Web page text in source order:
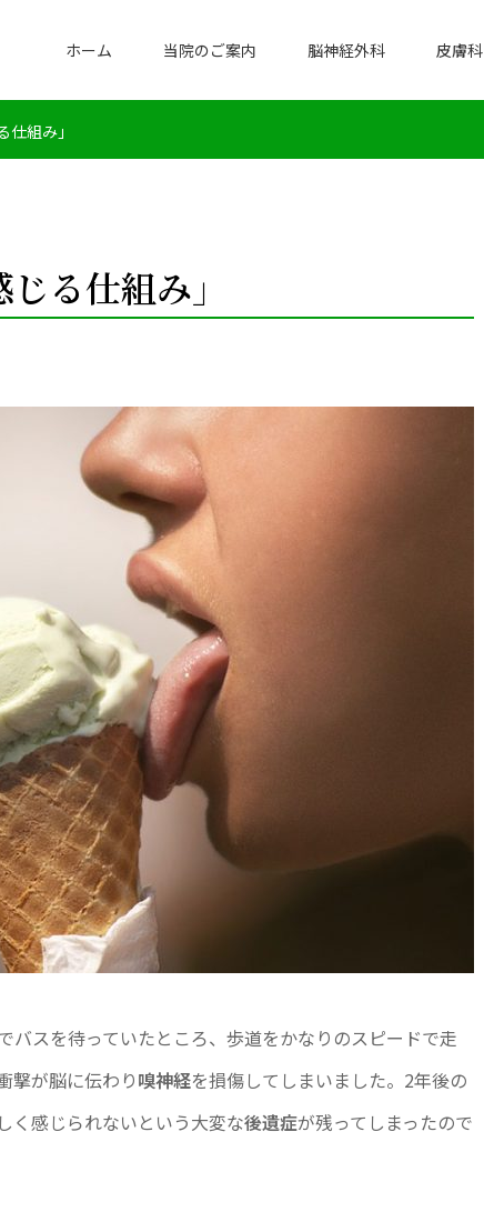
ホーム 当院のご案内 脳神経外科 皮膚科
組み」
る仕組み」
スを待っていたところ、歩道をかなりのスピードで走
撃が脳に伝わり嗅神経を損傷してしまいました。2年後の
く感じられないという大変な後遺症が残ってしまったので